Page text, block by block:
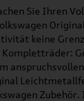
Sie Ihren
keine